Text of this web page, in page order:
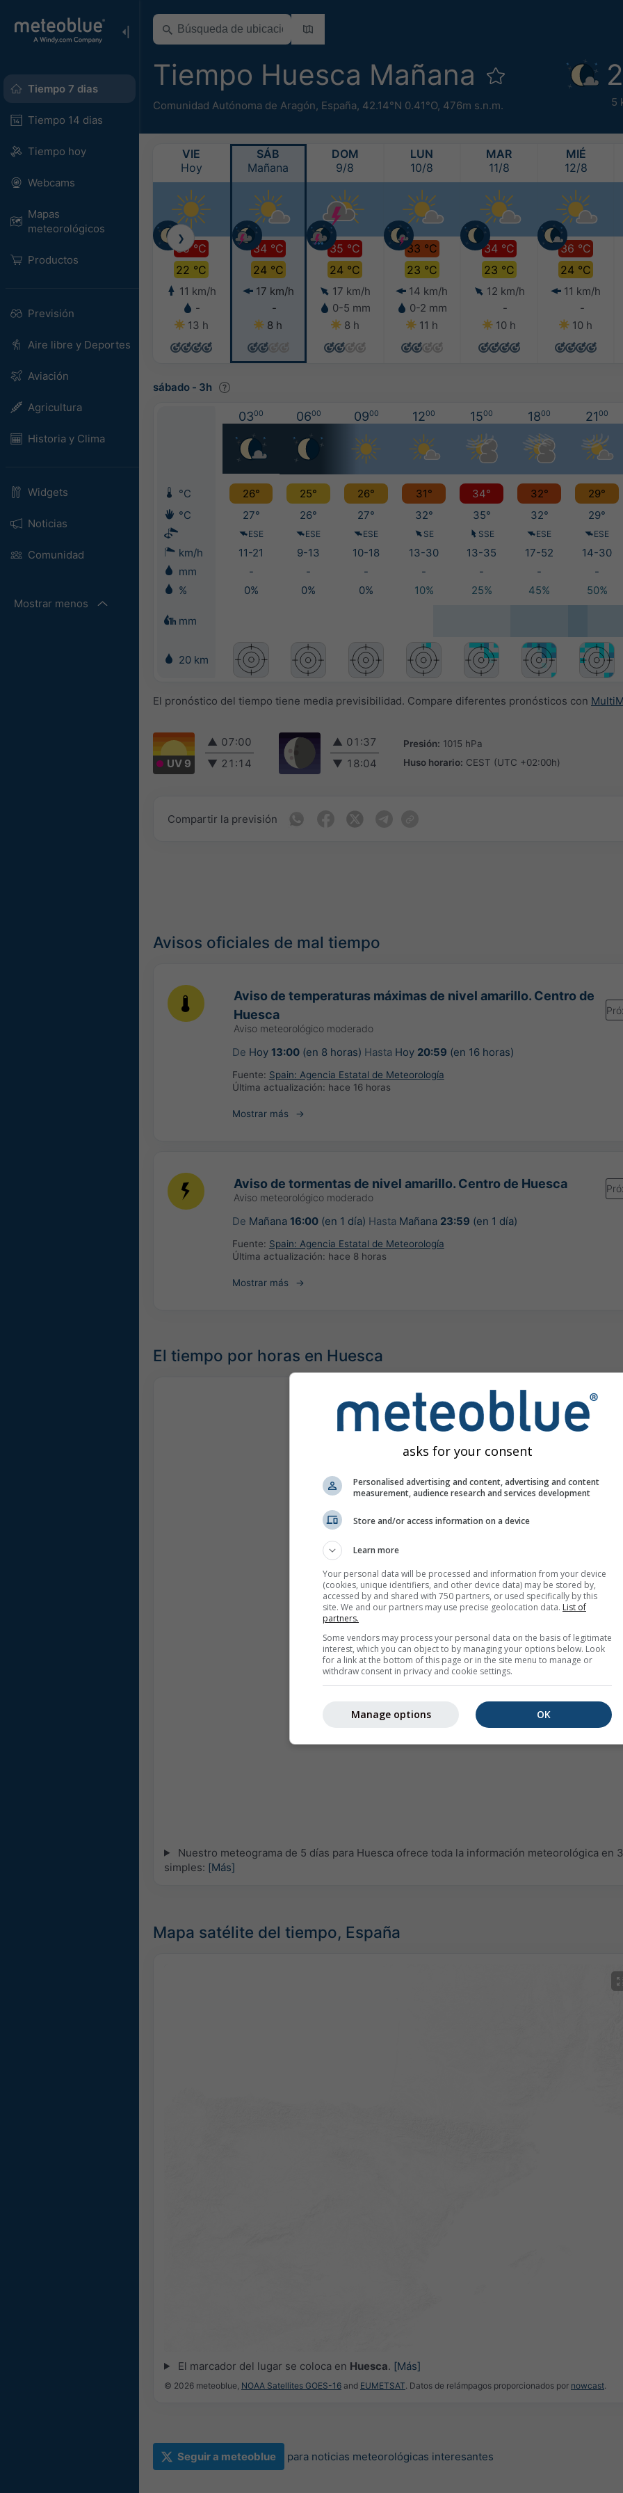
Tiempo 7 dias
Tiempo 14 dias
Tiempo hoy
Webcams
Mapas
meteorológicos
Productos
Previsión
Aire libre y Deportes
Aviación
Agricultura
Historia y Clima
Widgets
Noticias
Comunidad
Mostrar menos
Tiempo Huesca Mañana
Comunidad Autónoma de Aragón, España, 42.14°N 0.41°O, 476m s.n.m. 5
VIE
Hoy
35 °C
22 °C
11 km/h
-
13 h
SÁB
Mañana
34 °C
24 °C
17 km/h
-
8 h
DOM
9/8
35 °C
24 °C
17 km/h
0-5 mm
8 h
LUN
10/8
33 °C
23 °C
14 km/h
0-2 mm
11 h
MAR
11/8
34 °C
23 °C
12 km/h
-
10 h
MIÉ
12/8
36 °C
24 °C
11 km/h
-
10 h
❯
sábado - 3h
0300 0600 0900 1200 1500 1800 2100
°C 26° 25° 26° 31° 34° 32° 29°
°C
27° 26° 27° 32° 35° 32° 29°
ESE ESE ESE SE SSE ESE ESE
km/h 11-21 9-13 10-18 13-30 13-35 17-52 14-30
mm
- - - - - - -
%
0% 0% 0% 10% 25% 45% 50%
mm
20 km
El pronóstico del tiempo tiene media previsibilidad. Compare diferentes pronósticos con
UV 9
▲ 07:00
▼ 21:14
▲ 01:37
▼ 18:04
Presión: 1015 hPa
Huso horario: CEST (UTC +02:00h)
Compartir la previsión
Avisos oficiales de mal tiempo
Aviso de temperaturas máximas de nivel amarillo. Centro de
Huesca
Aviso meteorológico moderado
De Hoy 13:00(en 8 horas) Hasta Hoy 20:59 (en 16 horas)
Fuente: Spain: Agencia Estatal de Meteorología
Última actualización: hace 16 horas
Mostrar más
Aviso de tormentas de nivel amarillo. Centro de Huesca
Aviso meteorológico moderado
De Mañana 16:00(en 1 día) Hasta Mañana 23:59 (en 1 día)
Fuente: Spain: Agencia Estatal de Meteorología
Última actualización: hace 8 horas
Mostrar más
El tiempo por horas en Huesca
Nuestro meteograma de 5 días para Huesca ofrece toda la información meteorológica en
simples: [Más]
Mapa satélite del tiempo, España
El marcador del lugar se coloca en Huesca. [Más]
© 2026 meteoblue, NOAA Satellites GOES-16 and EUMETSAT. Datos de relámpagos proporcionados por nowcast.
Seguir a meteoblue para noticias meteorológicas interesantes
asks for your consent
Personalised advertising and content, advertising and content
measurement, audience research and services development
Store and/or access information on a device
Learn more
Your personal data will be processed and information from your device
(cookies, unique identifiers, and other device data) may be stored by,
accessed by and shared with 750 partners, or used specifically by this
site. We and our partners may use precise geolocation data. List of
partners.
Some vendors may process your personal data on the basis of legitimate
interest, which you can object to by managing your options below. Look
for a link at the bottom of this page or in the site menu to manage or
withdraw consent in privacy and cookie settings.
OK
Manage options